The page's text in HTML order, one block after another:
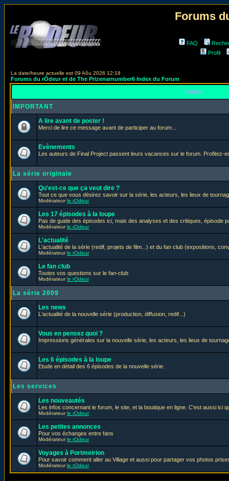
Forums
FAQ
Profil
La date/heure actuelle est 09 Aôu 2026 12:18
Forums du rÔdeur et de The Prizenarnumber6 Index du Forum
Forum
IMPORTANT
A lire avant de poster !
Merci de lire ce message avant de participer au forum...
Evènements
Les auteurs de Final Project passent leurs vacances sur le forum. Profitez-
La série originale
Qu'est-ce que ça veut dire ?
Tout ce que vous désirez savoir sur la série, les acteurs, les lieux de
Modérateurle rOdeur
Les 17 épisodes à la loupe
Pas de guide des épisodes ici, mais des analyses et des critiques, épisode
Modérateurle rOdeur
L'actualité
L'actualité de la série (redif, projets de film...) et du fan club (expositions,
Modérateurle rOdeur
Le fan club
Toutes vos questions sur le fan-club
Modérateurle rOdeur
La série 2009
Les news
L'actualité de la nouvelle série (production, diffusion, redif...)
Vous en pensez quoi ?
Impressions générales sur la nouvelle série, les acteurs, les lieux de
Les 6 épisodes à la loupe
Etude en détail des 6 épisodes de la nouvelle série.
Les services
Les nouveautés
Les infos concernant le forum, le site, et la boutique en ligne. C'est aussi ici
Modérateurle rOdeur
Les petites annonces
Pour vos échanges entre fans
Modérateurle rOdeur
Voyages à Portmeirion
Pour savoir comment aller au Village et aussi pour partager vos photos
Modérateurle rOdeur